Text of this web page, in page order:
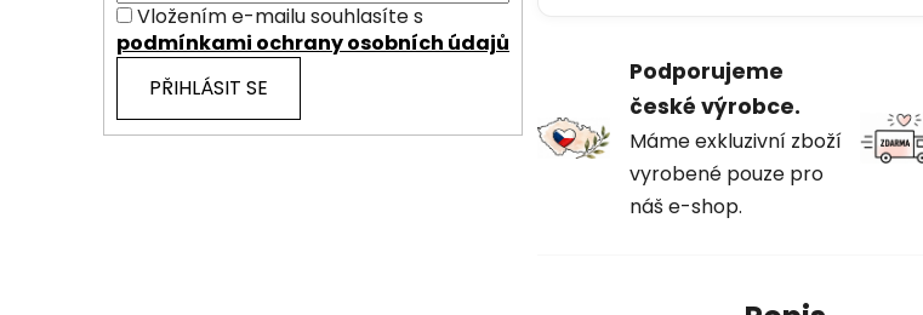
Vložením e-mailu souhlasíte s
podmínkami ochrany osobních údajů
PŘIHLÁSIT SE
Podporujeme
české výrobce.
Máme exkluzivní zboží
vyrobené pouze pro
náš e-shop.